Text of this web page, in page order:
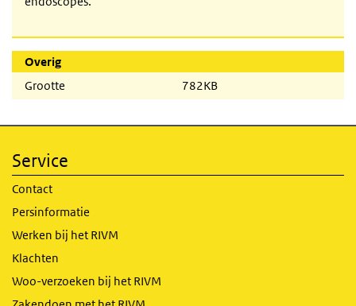
Overig
Grootte
782KB
Service
Contact
Persinformatie
Werken bij het RIVM
Klachten
Woo-verzoeken bij het RIVM